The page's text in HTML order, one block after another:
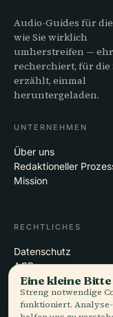
Audio-Guides für
wie Sie wirklich
umherstreifen —
recherchiert, für die
erzählt, einmal
heruntergeladen.
UNTERNEHMEN
Über uns
Redaktioneller
Mission
RECHTLICHES
Datenschutz
AGB
Cookie-Einstellungen
Konto löschen
Eine kleine
Streng notwendige
funktioniert.